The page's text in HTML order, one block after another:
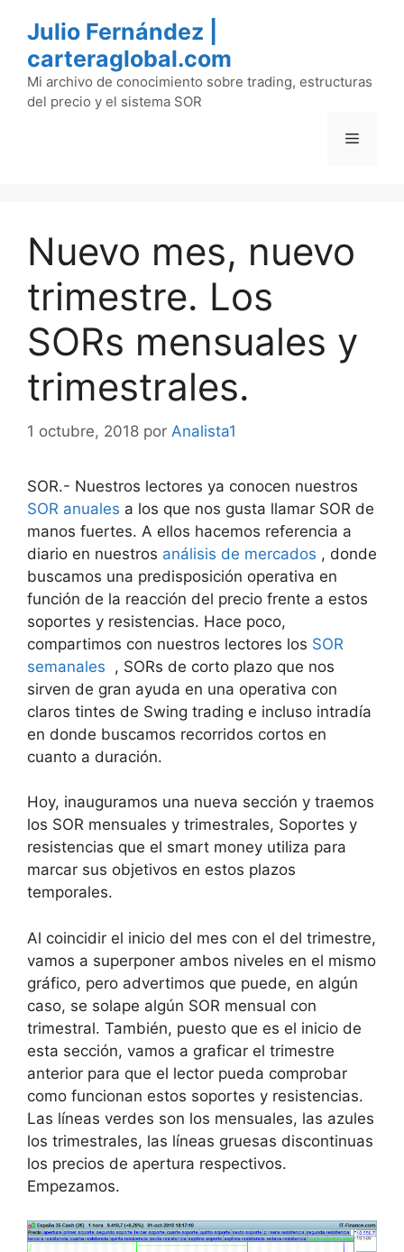
contenido
Julio Fernández |
carteraglobal.com
Mi archivo de conocimiento sobre trading, estructuras
del precio y el sistema SOR
Menú
Nuevo mes, nuevo
trimestre. Los
SORs mensuales y
trimestrales.
1 octubre, 2018 por Analista1
SOR.- Nuestros lectores ya conocen nuestros
SOR anuales a los que nos gusta llamar SOR de
manos fuertes. A ellos hacemos referencia a
diario en nuestros análisis de mercados , donde
buscamos una predisposición operativa en
función de la reacción del precio frente a estos
soportes y resistencias. Hace poco,
compartimos con nuestros lectores los SOR
semanales , SORs de corto plazo que nos
sirven de gran ayuda en una operativa con
claros tintes de Swing trading e incluso intradía
en donde buscamos recorridos cortos en
cuanto a duración.
Hoy, inauguramos una nueva sección y traemos
los SOR mensuales y trimestrales, Soportes y
resistencias que el smart money utiliza para
marcar sus objetivos en estos plazos
temporales.
Al coincidir el inicio del mes con el del trimestre,
vamos a superponer ambos niveles en el mismo
gráfico, pero advertimos que puede, en algún
caso, se solape algún SOR mensual con
trimestral. También, puesto que es el inicio de
esta sección, vamos a graficar el trimestre
anterior para que el lector pueda comprobar
como funcionan estos soportes y resistencias.
Las líneas verdes son los mensuales, las azules
los trimestrales, las líneas gruesas discontinuas
los precios de apertura respectivos.
Empezamos.